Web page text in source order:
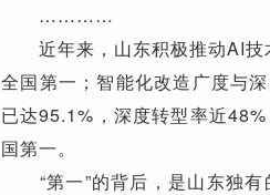
…………
近年来，山东积极推动AI技
全国第一；智能化改造广度与
已达95.1%，深度转型率近
国第一。
“第一”的背后，是山东独有